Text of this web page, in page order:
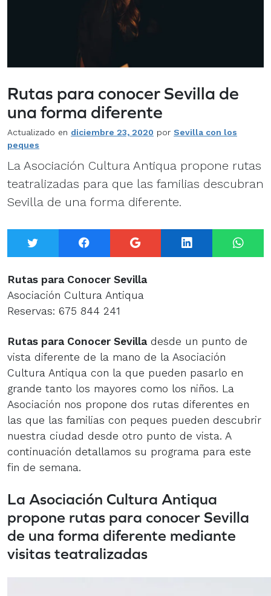
Rutas para conocer Sevilla de
una forma diferente
Actualizado en diciembre 23, 2020 por Sevilla con los
peques
La Asociación Cultura Antiqua propone rutas
teatralizadas para que las familias descubran
Sevilla de una forma diferente.
Twitter Facebook Google+ LinkedIn
Rutas para Conocer Sevilla
Asociación Cultura Antiqua
Reservas: 675 844 241
Rutas para Conocer Sevilladesde un punto de
vista diferente de la mano de la Asociación
Cultura Antiqua con la que pueden pasarlo en
grande tanto los mayores como los niños. La
Asociación nos propone dos rutas diferentes en
las que las familias con peques pueden descubrir
nuestra ciudad desde otro punto de vista. A
continuación detallamos su programa para este
fin de semana.
La Asociación Cultura Antiqua
propone rutas para conocer Sevilla
de una forma diferente mediante
visitas teatralizadas